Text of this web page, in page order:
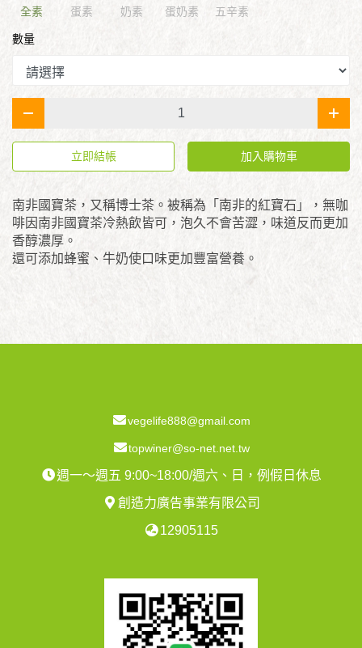
全素 蛋素 奶素 蛋奶素 五辛素
數量
- +
立即結帳 加入購物車
南非國寶茶，又稱博士茶。被稱為「南非的紅寶石」，無咖
啡因南非國寶茶冷熱飲皆可，泡久不會苦澀，味道反而更加
香醇濃厚。
還可添加蜂蜜、牛奶使口味更加豐富營養。
vegelife888@gmail.com
topwiner@so-net.net.tw
週一～週五 9:00~18:00/週六、日，例假日休息
創造力廣告事業有限公司
12905115